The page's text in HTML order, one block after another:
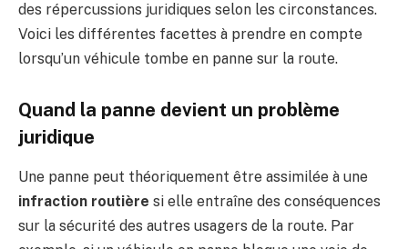
des répercussions juridiques selon les circonstances.
Voici les différentes facettes à prendre en compte
lorsqu’un véhicule tombe en panne sur la route.
Quand la panne devient un problème
juridique
Une panne peut théoriquement être assimilée à une
infraction routière si elle entraîne des conséquences
sur la sécurité des autres usagers de la route. Par